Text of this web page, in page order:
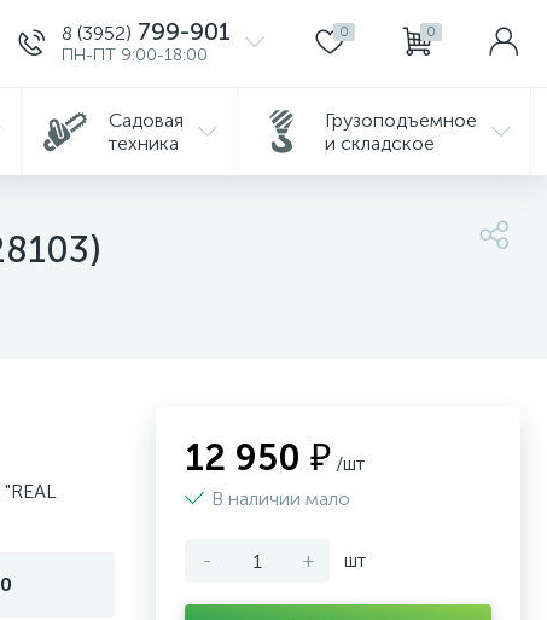
8 (3952) 799-901
ПН-ПТ 9:00-18:00
0 0
Садовая
техника
Грузоподъемное
и складское
12 950 ₽ /шт
В наличии мало
- + шт